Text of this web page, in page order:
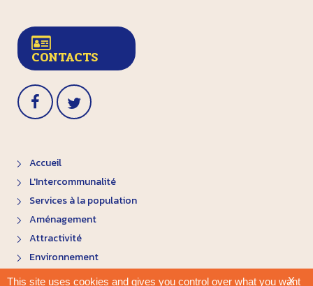
CONTACTS
Accueil
L'Intercommunalité
Services à la population
Aménagement
Attractivité
Environnement
X
This site uses cookies and gives you control over what you want